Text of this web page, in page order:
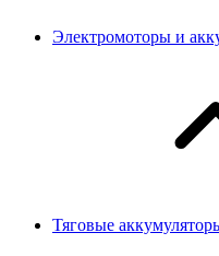
Электромоторы и
Тяговые